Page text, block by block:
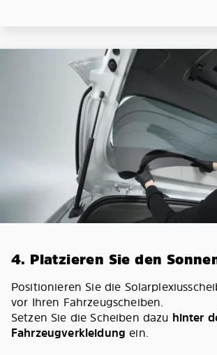
4. Platzieren Sie den
Positionieren Sie die
vor Ihren Fahrzeugscheiben.
Setzen Sie die Scheiben dazu hinter
Fahrzeugverkleidung ein.